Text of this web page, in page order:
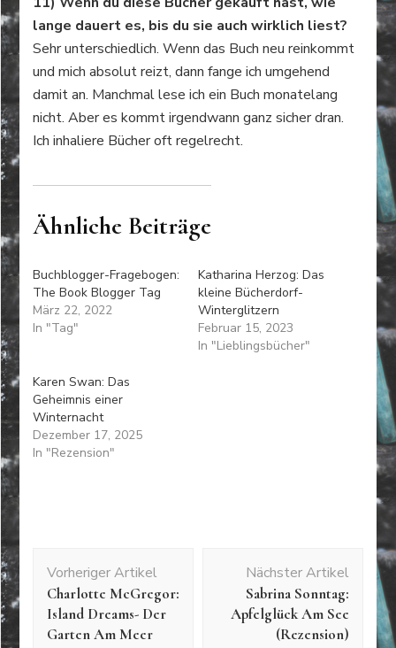
lange dauert es, bis du sie auch wirklich liest?
Sehr unterschiedlich. Wenn das Buch neu reinkommt
und mich absolut reizt, dann fange ich umgehend
damit an. Manchmal lese ich ein Buch monatelang
nicht. Aber es kommt irgendwann ganz sicher dran.
Ich inhaliere Bücher oft regelrecht.
Ähnliche Beiträge
Buchblogger-Fragebogen:
The Book Blogger Tag
März 22, 2022
In "Tag"
Katharina Herzog: Das
kleine Bücherdorf-
Winterglitzern
Februar 15, 2023
In "Lieblingsbücher"
Karen Swan: Das
Geheimnis einer
Winternacht
Dezember 17, 2025
In "Rezension"
Vorheriger Artikel
Charlotte McGregor:
Island Dreams- Der
Garten Am Meer
Nächster Artikel
Sabrina Sonntag:
Apfelglück Am See
(Rezension)